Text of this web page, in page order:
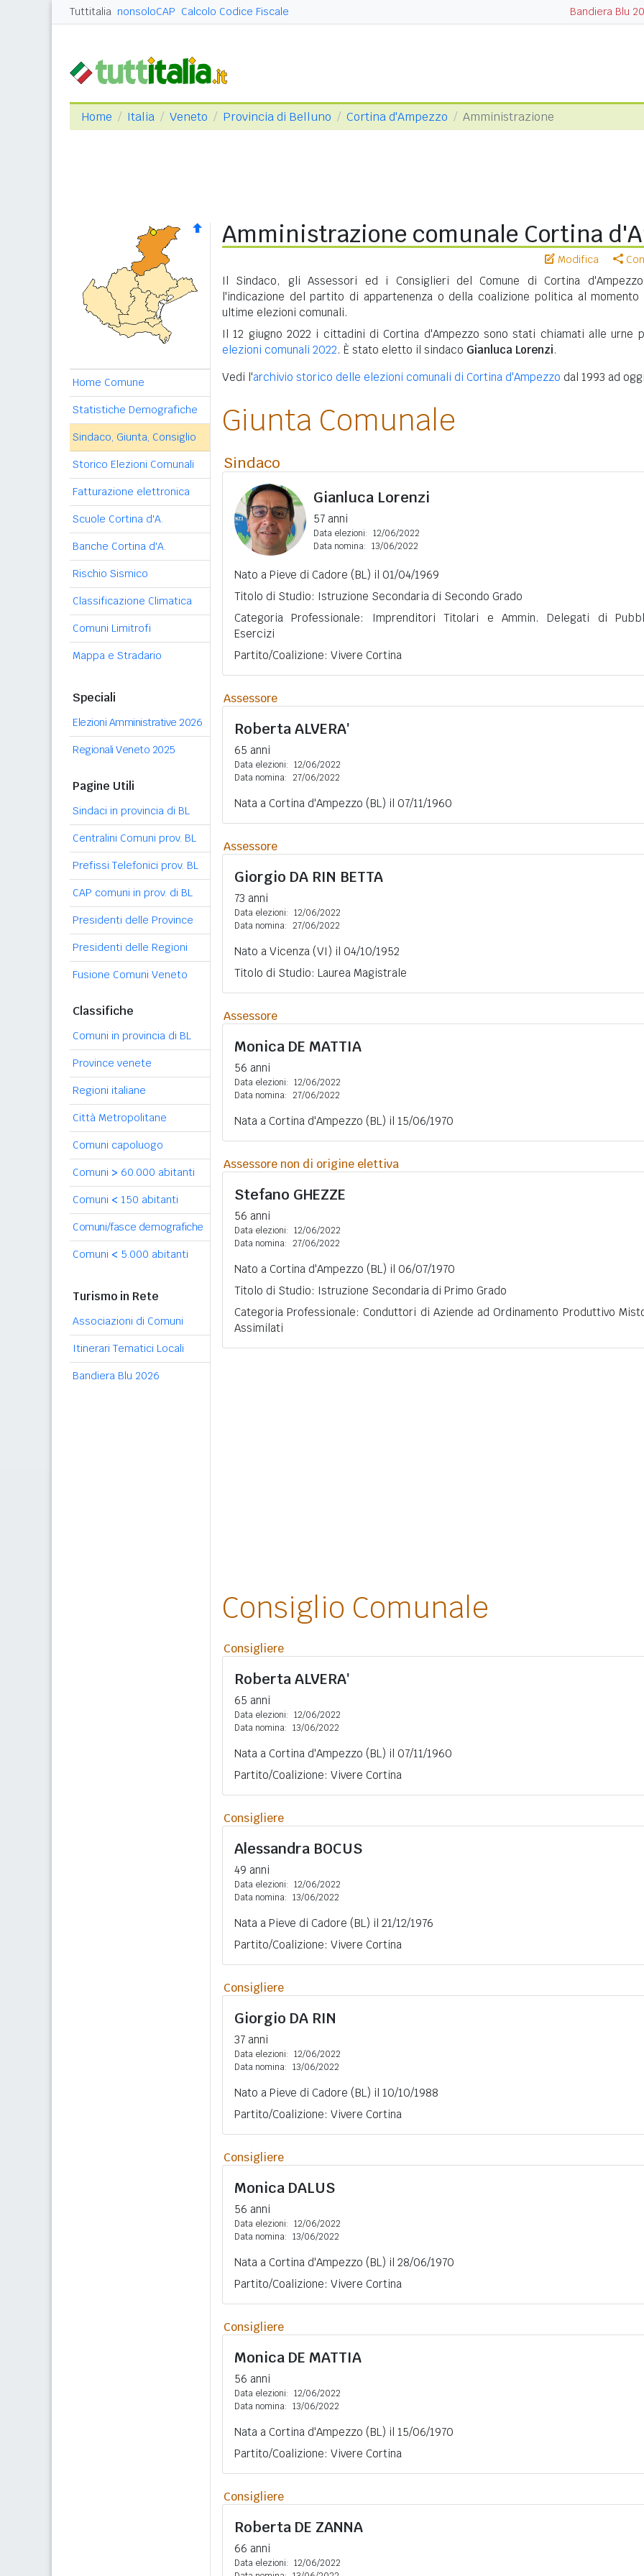
Tuttitalia nonsoloCAP Calcolo Codice Fiscale Bandiera Blu
Home Italia Veneto Provincia di Belluno Cortina d'Ampezzo Amministrazione
Home Comune
Statistiche Demografiche
Sindaco, Giunta, Consiglio
Storico Elezioni Comunali
Fatturazione elettronica
Scuole Cortina d'A.
Banche Cortina d'A.
Rischio Sismico
Classificazione Climatica
Comuni Limitrofi
Mappa e Stradario
Speciali
Elezioni Amministrative 2026
Regionali Veneto 2025
Pagine Utili
Sindaci in provincia di BL
Centralini Comuni prov. BL
Prefissi Telefonici prov. BL
CAP comuni in prov. di BL
Presidenti delle Province
Presidenti delle Regioni
Fusione Comuni Veneto
Classifiche
Comuni in provincia di BL
Province venete
Regioni italiane
Città Metropolitane
Comuni capoluogo
Comuni > 60.000 abitanti
Comuni < 150 abitanti
Comuni/fasce demografiche
Comuni < 5.000 abitanti
Turismo in Rete
Associazioni di Comuni
Itinerari Tematici Locali
Bandiera Blu 2026
Amministrazione comunale Cortina
Modifica
Il Sindaco, gli Assessori ed i Consiglieri del Comune di Cortina
l'indicazione del partito di appartenenza o della coalizione politica al momento
ultime elezioni comunali.
Il 12 giugno 2022 i cittadini di Cortina d'Ampezzo sono stati chiamati alle urne
elezioni comunali 2022. È stato eletto il sindaco Gianluca Lorenzi.
Vedi l'archivio storico delle elezioni comunali di Cortina d'Ampezzo dal 1993 ad
Giunta Comunale
Sindaco
Gianluca Lorenzi
57 anni
Data elezioni: 12/06/2022
Data nomina: 13/06/2022
Nato a Pieve di Cadore (BL) il 01/04/1969
Titolo di Studio: Istruzione Secondaria di Secondo Grado
Categoria Professionale: Imprenditori Titolari e Ammin. Delegati di
Esercizi
Partito/Coalizione: Vivere Cortina
Assessore
RobertaALVERA'
65 anni
Data elezioni: 12/06/2022
Data nomina: 27/06/2022
Nata a Cortina d'Ampezzo (BL) il 07/11/1960
Assessore
Giorgio DA RIN BETTA
73 anni
Data elezioni: 12/06/2022
Data nomina: 27/06/2022
Nato a Vicenza (VI) il 04/10/1952
Titolo di Studio: Laurea Magistrale
Assessore
Monica DE MATTIA
56 anni
Data elezioni: 12/06/2022
Data nomina: 27/06/2022
Nata a Cortina d'Ampezzo (BL) il 15/06/1970
Assessore non di origine elettiva
Stefano GHEZZE
56 anni
Data elezioni: 12/06/2022
Data nomina: 27/06/2022
Nato a Cortina d'Ampezzo (BL) il 06/07/1970
Titolo di Studio: Istruzione Secondaria di Primo Grado
Categoria Professionale: Conduttori di Aziende ad Ordinamento Produttivo
Assimilati
Consiglio Comunale
Consigliere
RobertaALVERA'
65 anni
Data elezioni: 12/06/2022
Data nomina: 13/06/2022
Nata a Cortina d'Ampezzo (BL) il 07/11/1960
Partito/Coalizione: Vivere Cortina
Consigliere
Alessandra BOCUS
49 anni
Data elezioni: 12/06/2022
Data nomina: 13/06/2022
Nata a Pieve di Cadore (BL) il 21/12/1976
Partito/Coalizione: Vivere Cortina
Consigliere
Giorgio DA RIN
37 anni
Data elezioni: 12/06/2022
Data nomina: 13/06/2022
Nato a Pieve di Cadore (BL) il 10/10/1988
Partito/Coalizione: Vivere Cortina
Consigliere
Monica DALUS
56 anni
Data elezioni: 12/06/2022
Data nomina: 13/06/2022
Nata a Cortina d'Ampezzo (BL) il 28/06/1970
Partito/Coalizione: Vivere Cortina
Consigliere
Monica DE MATTIA
56 anni
Data elezioni: 12/06/2022
Data nomina: 13/06/2022
Nata a Cortina d'Ampezzo (BL) il 15/06/1970
Partito/Coalizione: Vivere Cortina
Consigliere
Roberta DE ZANNA
66 anni
Data elezioni: 12/06/2022